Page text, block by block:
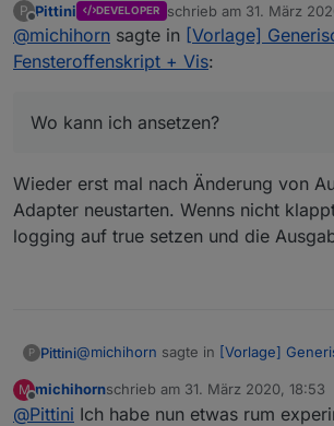
ich in Deinem Script in Zeile 14
eingetragen. Die Fehlermeldung
aktuell zwei Fenster auf, dass
Fenster sind zu. Wo kann ich
keine mehr.
Gruß Michael
P
Offline
Pittini DEVELOPER schrieb am 31. März
zuletzt editiert von
@michihorn sagte in [Vorlage]
Fensteroffenskript + Vis:
Wo kann ich ansetzen?
Wieder erst mal nach Änderung von
Adapter neustarten. Wenns nicht
logging auf true setzen und die
P Pittini@michihorn sagte in [Vorlage]
Wo kann ich ansetzen?
M
Offline
michihornschrieb am 31. März 2020, 18:53
zuletzt editiert von
@Pittini Ich habe nun etwas rum